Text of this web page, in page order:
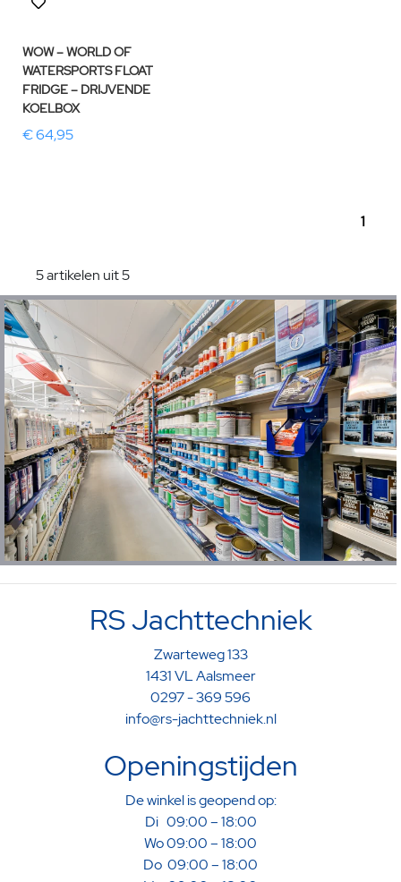
WOW – WORLD OF
WATERSPORTS FLOAT
FRIDGE – DRIJVENDE
KOELBOX
€ 64,95
1
5 artikelen uit 5
RS Jachttechniek
Zwarteweg 133
1431 VL Aalsmeer
0297 - 369 596
info@rs-jachttechniek.nl
Openingstijden
De winkel is geopend op:
Di 09:00 – 18:00
Wo 09:00 – 18:00
Do 09:00 – 18:00